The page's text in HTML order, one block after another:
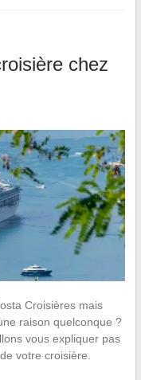
chez
Croisières mais
raison quelconque ?
vous expliquer pas
votre croisière.